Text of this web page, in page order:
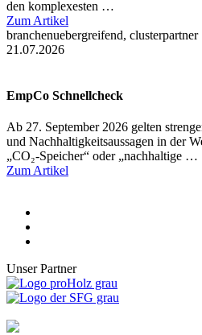
den komplexesten …
Zum Artikel
branchenuebergreifend, clusterpartner
21.07.2026
EmpCo Schnellcheck
Ab 27. September 2026 gelten
und Nachhaltigkeitsaussagen in der
„CO₂-Speicher“ oder „nachhaltige …
Zum Artikel
Unser Partner